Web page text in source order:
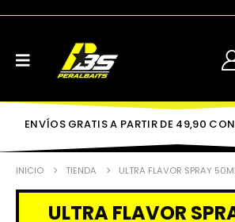
ENVÍOS GRATIS A PARTIR DE 49,90
INICIO TIENDA ULTRA FLAVOR SPRAY
ULTRA FLAVOR